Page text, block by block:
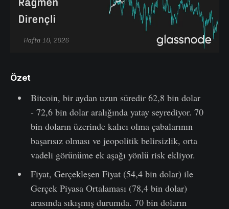
Özet
Bitcoin, bir aydan uzun süredir 62,8 bin dolar
- 72,6 bin dolar aralığında yatay seyrediyor. 70
bin doların üzerinde kalıcı olma çabalarının
başarısız olması ve jeopolitik belirsizlik, orta
vadeli görünüme ek aşağı yönlü risk ekliyor.
Fiyat, Gerçekleşen Fiyat (54,4 bin dolar) ile
Gerçek Piyasa Ortalaması (78,4 bin dolar)
arasında sıkışmış durumda. 70 bin doların